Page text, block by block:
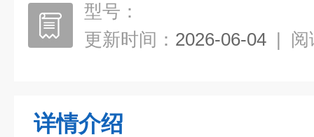
型号：
更新时间： 2026-06-04 | 阅
详情介绍